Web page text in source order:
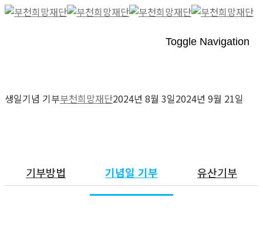
Toggle Navigation
생일기념 기부부천희망재단2024년 8월 3일2024년 9월 21일
기부방법 기념일 기부 유산기부